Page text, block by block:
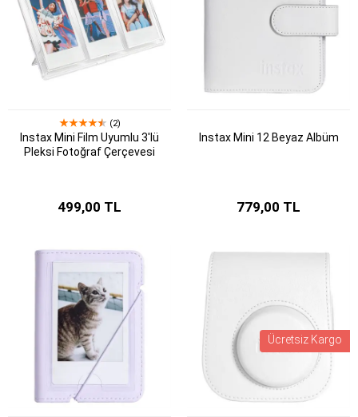
(2)
Instax Mini Film Uyumlu 3'lü
Pleksi Fotoğraf Çerçevesi
499,00 TL
Instax Mini 12 Beyaz Albüm
779,00 TL
Ücretsiz Kargo